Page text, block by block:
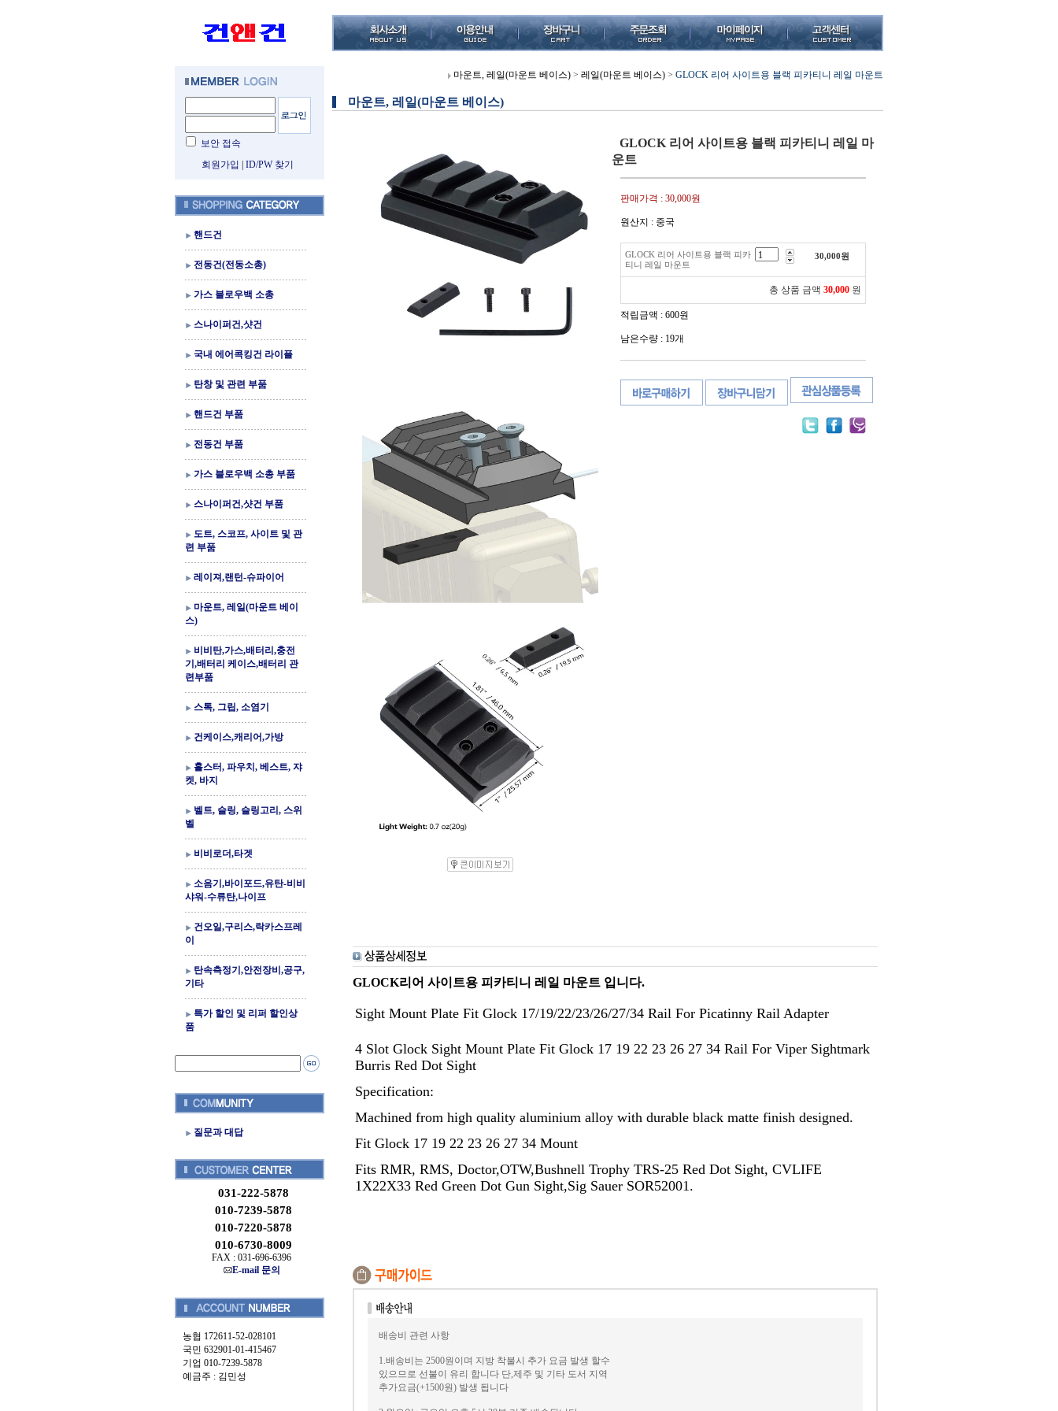
보안 접속
회원가입
ID/PW 찾기
핸드건
전동건(전동소총)
가스 블로우백 소총
스나이퍼건,샷건
국내 에어콕킹건 라이플
탄창 및 관련 부품
핸드건 부품
전동건 부품
가스 블로우백 소총 부품
스나이퍼건,샷건 부품
도트, 스코프, 사이트 및 관
련 부품
레이져,랜턴-슈파이어
마운트, 레일(마운트 베이
스)
비비탄,가스,배터리,충전
기,배터리 케이스,배터리 관
련부품
스톡, 그립, 소염기
건케이스,캐리어,가방
홀스터, 파우치, 베스트, 쟈
켓, 바지
벨트, 슬링, 슬링고리, 스위
벨
비비로더,타겟
소음기,바이포드,유탄-비비
샤워-수류탄,나이프
건오일,구리스,락카스프레
이
탄속측정기,안전장비,공구,
기타
특가 할인 및 리퍼 할인상
품
질문과 대답
031-222-5878
010-7239-5878
010-7220-5878
010-6730-8009
FAX : 031-696-6396
E-mail 문의
농협 172611-52-028101
국민 632901-01-415467
기업 010-7239-5878
예금주 : 김민성
마운트, 레일(마운트 베이스) > 레일(마운트 베이스) > GLOCK 리어 사이트용 블랙 피카티니 레일 마운트
마운트, 레일(마운트 베이스)
GLOCK 리어 사이트용 블랙 피카티니 레일 마
운트
판매가격 : 30,000원
원산지 : 중국
GLOCK 리어 사이트용 블랙 피카
티니 레일 마운트
30,000원
총 상품 금액 30,000 원
적립금액 : 600원
남은수량 : 19개
GLOCK리어 사이트용 피카티니 레일 마운트 입니다.
Sight Mount Plate Fit Glock 17/19/22/23/26/27/34 Rail For Picatinny Rail Adapter
4 Slot Glock Sight Mount Plate Fit Glock 17 19 22 23 26 27 34 Rail For Viper Sightmark
Burris Red Dot Sight
Specification:
Machined from high quality aluminium alloy with durable black matte finish designed.
Fit Glock 17 19 22 23 26 27 34 Mount
Fits RMR, RMS, Doctor,OTW,Bushnell Trophy TRS-25 Red Dot Sight, CVLIFE
1X22X33 Red Green Dot Gun Sight,Sig Sauer SOR52001.
배송비 관련 사항
1.배송비는 2500원이며 지방 착불시 추가 요금 발생 할수
있으므로 선불이 유리 합니다 단,제주 및 기타 도서 지역
추가요금(+1500원) 발생 됩니다